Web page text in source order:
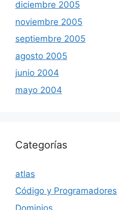
diciembre 2005
noviembre 2005
septiembre 2005
agosto 2005
junio 2004
mayo 2004
Categorías
atlas
Código y Programadores
Dominios